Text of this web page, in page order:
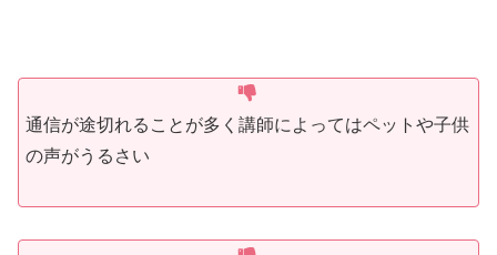
通信が途切れることが多く講師によってはペットや子供
の声がうるさい